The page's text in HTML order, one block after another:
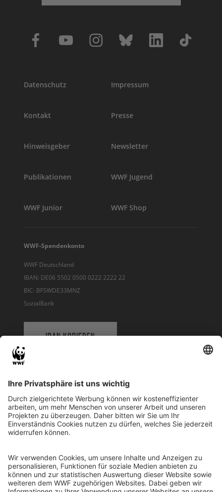
Datenschutz Impressum
Kontakt Presse
Hinweisgeber Newsletter
Publikationen WWF Jugend
WWF Junior WWF Shop
WWF-Spendenkonto
WWF Deutschland
IBAN: DE06 5502 0500 0222 2222 22
BIC: BFSWDE33MNZ
SozialBank
IBAN KOPIEREN
WWF Deutschland
Reinhardtstr. 18
10117 Berlin
Ihre Spende kann steuerlich geltend gemacht werden
Registriert als Stiftung WWF Deutschland, Senatsverwaltung für